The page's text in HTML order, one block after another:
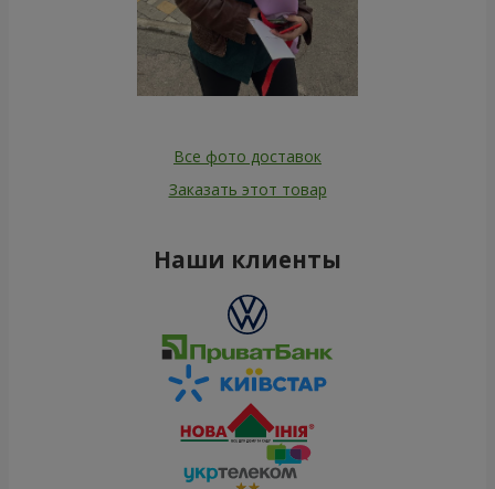
Все фото доставок
Заказать этот товар
Наши клиенты